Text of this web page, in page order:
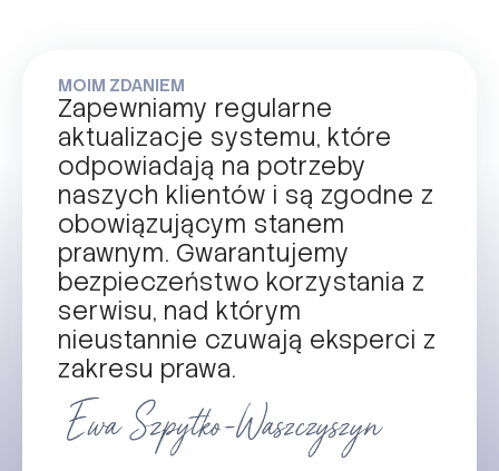
MOIM ZDANIEM
Zapewniamy regularne
aktualizacje systemu, które
odpowiadają na potrzeby
naszych klientów i są zgodne z
obowiązującym stanem
prawnym. Gwarantujemy
bezpieczeństwo korzystania z
serwisu, nad którym
nieustannie czuwają eksperci z
zakresu prawa.